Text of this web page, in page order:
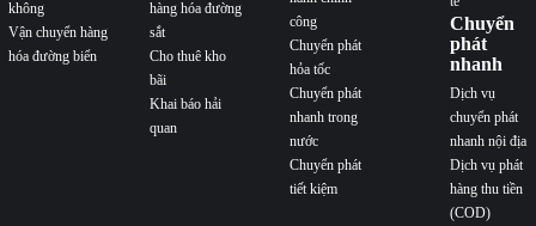
không
Vận chuyển hàng
hóa đường biển
hàng hóa đường
sắt
Cho thuê kho
bãi
Khai báo hải
quan
công
Chuyển phát
hỏa tốc
Chuyển phát
nhanh trong
nước
Chuyển phát
tiết kiệm
Chuyển
phát
nhanh
Dịch vụ
chuyển phát
nhanh nội địa
Dịch vụ phát
hàng thu tiền
(COD)